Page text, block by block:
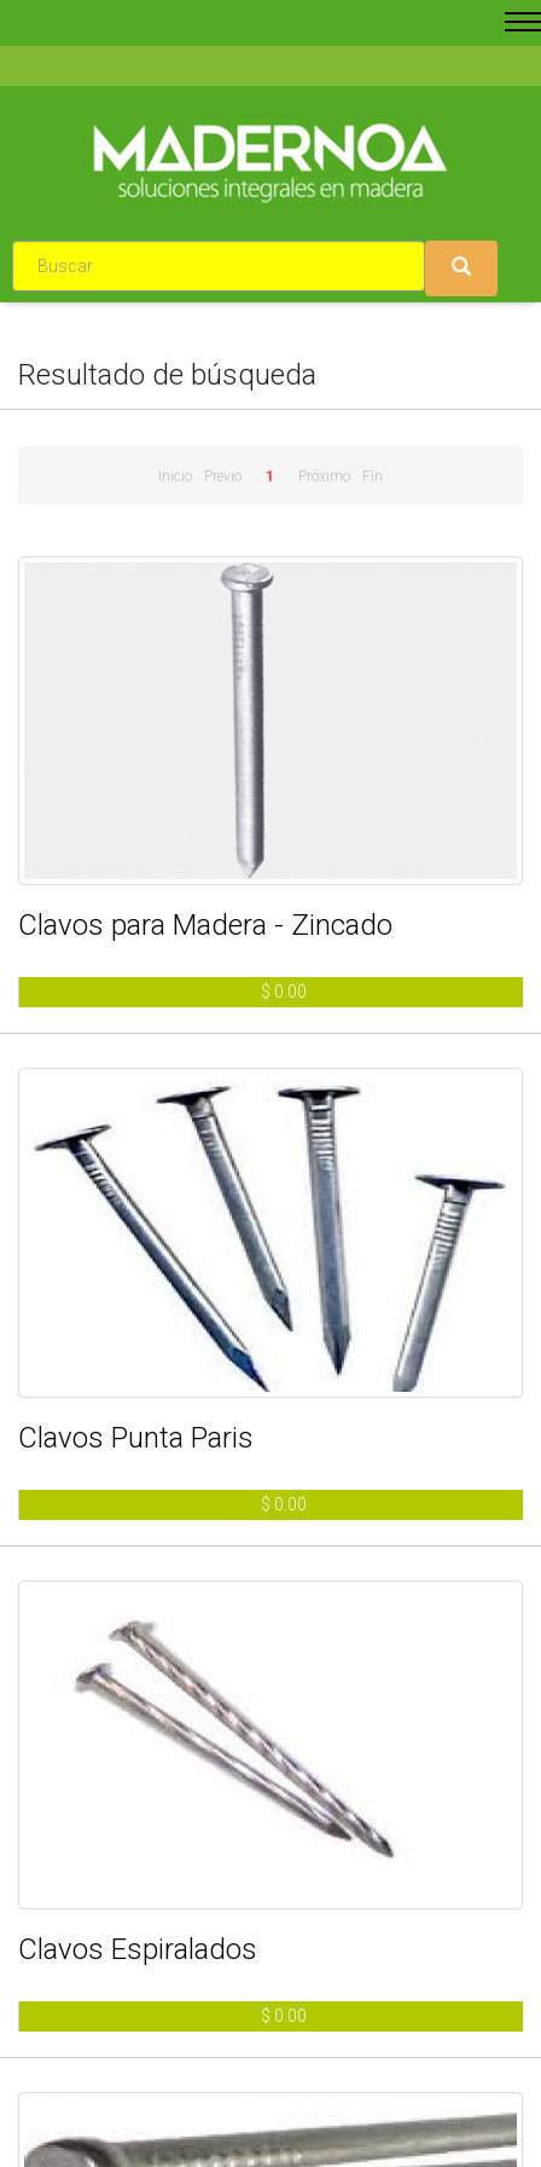
Resultado de búsqueda
Inicio Previo 1 Próximo Fin
Clavos para Madera - Zincado
$ 0.00
Clavos Punta Paris
$ 0.00
Clavos Espiralados
$ 0.00